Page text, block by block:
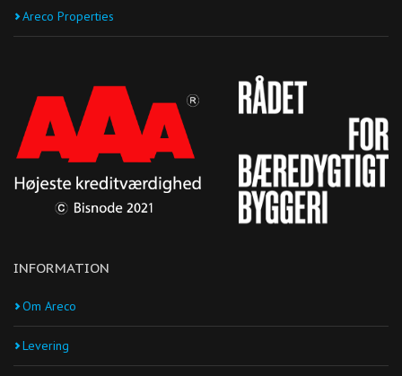
Areco Properties
INFORMATION
Om Areco
Levering